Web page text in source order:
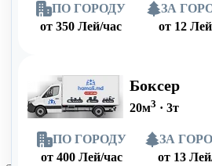
ПО ГОРОДУ
от 350 Лей/час
ЗА
от 12
Боксер
20м3 · 3т
ПО ГОРОДУ
от 400 Лей/час
ЗА
от 13